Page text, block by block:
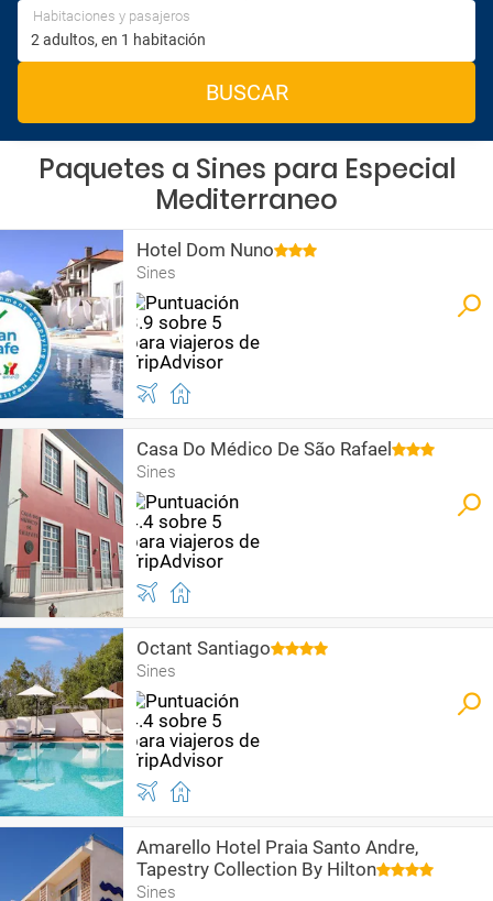
Habitaciones y pasajeros
BUSCAR
Paquetes a Sines para Especial
Mediterraneo
Hotel Dom Nuno
Sines
Casa Do Médico De São Rafael
Sines
Octant Santiago
Sines
Amarello Hotel Praia Santo Andre,
Tapestry Collection By Hilton
Sines